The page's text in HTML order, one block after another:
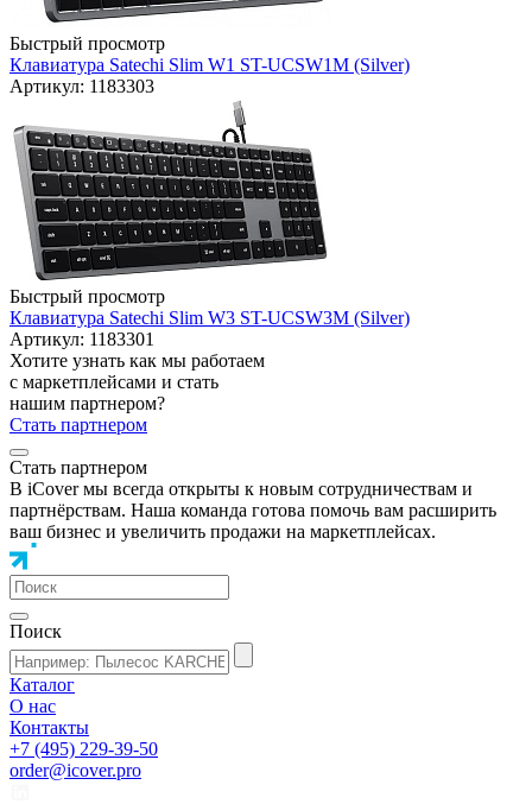
Быстрый просмотр
Клавиатура Satechi Slim W1 ST-UCSW1M (Silver)
Артикул: 1183303
Быстрый просмотр
Клавиатура Satechi Slim W3 ST-UCSW3M (Silver)
Артикул: 1183301
Хотите узнать как мы работаем
с маркетплейсами и стать
нашим партнером?
Стать партнером
Стать партнером
В iCover мы всегда открыты к новым сотрудничествам и
партнёрствам. Наша команда готова помочь вам расширить
ваш бизнес и увеличить продажи на маркетплейсах.
Поиск
Каталог
О нас
Контакты
+7 (495) 229-39-50
order@icover.pro